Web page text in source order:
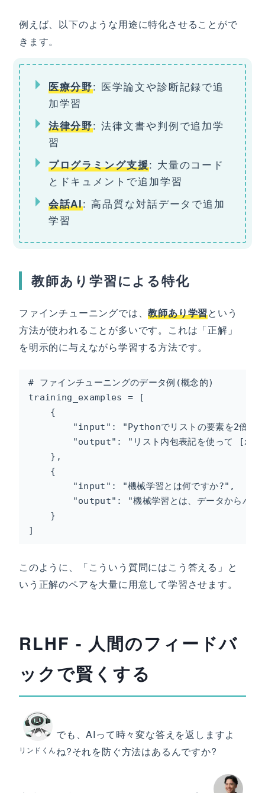
例えば、以下のような用途に特化させることがで
きます。
医療分野: 医学論文や診断記録で追
加学習
法律分野: 法律文書や判例で追加学
習
プログラミング支援: 大量のコード
とドキュメントで追加学習
会話AI: 高品質な対話データで追加
学習
教師あり学習による特化
ファインチューニングでは、教師あり学習という
方法が使われることが多いです。これは「正解」
を明示的に与えながら学習する方法です。
# ファインチューニングのデータ例(概念的)
training_examples = [
    {
"input": "Pythonでリストの要素を2倍に
"output": "リスト内包表記を使って
    },
    {
        "input": "機械学習とは何ですか?",
"output": "機械学習とは、データからパタ
    }
]
このように、「こういう質問にはこう答える」と
いう正解のペアを大量に用意して学習させます。
RLHF - 人間のフィードバ
ックで賢くする
リンドくん
でも、AIって時々変な答えを返しますよ
ね?それを防ぐ方法はあるんですか?